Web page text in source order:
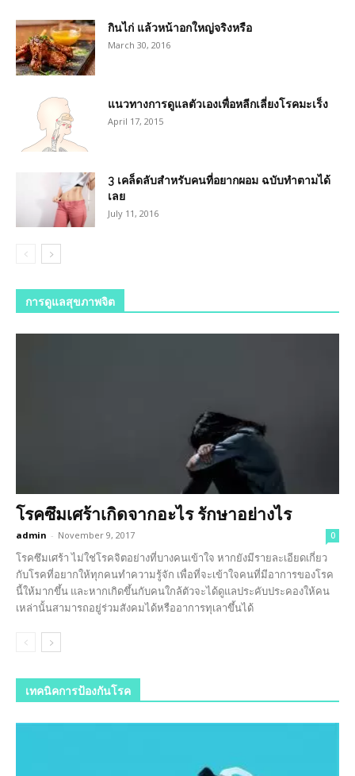
กินไก่ แล้วหน้าอกใหญ่จริงหรือ
March 30, 2016
แนวทางการดูแลตัวเองเพื่อหลีกเลี่ยงโรคมะเร็ง
April 17, 2015
3 เคล็ดลับสำหรับคนที่อยากผอม ฉบับทำตามได้
เลย
July 11, 2016
การดูแลสุขภาพจิต
โรคซึมเศร้าเกิดจากอะไร รักษาอย่างไร
admin - November 9, 2017 0
โรคซึมเศร้า ไม่ใช่โรคจิตอย่างที่บางคนเข้าใจ หากยังมีรายละเอียดเกี่ยว
กับโรคที่อยากให้ทุกคนทำความรู้จัก เพื่อที่จะเข้าใจคนที่มีอาการของโรค
นี้ให้มากขึ้น และหากเกิดขึ้นกับคนใกล้ตัวจะได้ดูแลประคับประคองให้คน
เหล่านั้นสามารถอยู่ร่วมสังคมได้หรืออาการทุเลาขึ้นได้
เทคนิคการป้องกันโรค